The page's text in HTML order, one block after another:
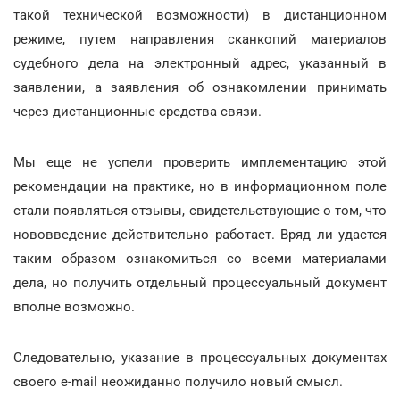
такой технической возможности) в дистанционном
режиме, путем направления сканкопий материалов
судебного дела на электронный адрес, указанный в
заявлении, а заявления об ознакомлении принимать
через дистанционные средства связи.
Мы еще не успели проверить имплементацию этой
рекомендации на практике, но в информационном поле
стали появляться отзывы, свидетельствующие о том, что
нововведение действительно работает. Вряд ли удастся
таким образом ознакомиться со всеми материалами
дела, но получить отдельный процессуальный документ
вполне возможно.
Следовательно, указание в процессуальных документах
своего e-mail неожиданно получило новый смысл.